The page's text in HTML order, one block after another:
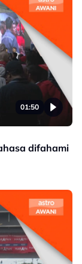
01:50
difahami